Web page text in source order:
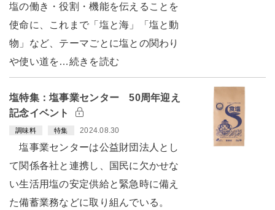
塩の働き・役割・機能を伝えることを
使命に、これまで「塩と海」「塩と動
物」など、テーマごとに塩との関わり
や使い道を…続きを読む
塩特集：塩事業センター 50周年迎え
記念イベント
調味料 特集 2024.08.30
塩事業センターは公益財団法人とし
て関係各社と連携し、国民に欠かせな
い生活用塩の安定供給と緊急時に備え
た備蓄業務などに取り組んでいる。